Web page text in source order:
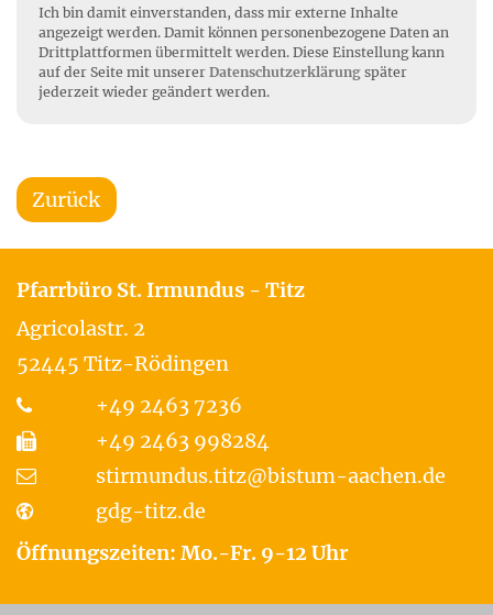
Ich bin damit einverstanden, dass mir externe Inhalte
angezeigt werden. Damit können personenbezogene Daten an
Drittplattformen übermittelt werden. Diese Einstellung kann
auf der Seite mit unserer Datenschutzerklärung später
jederzeit wieder geändert werden.
Zurück
Pfarrbüro St. Irmundus - Titz
Agricolastr. 2
52445 Titz-Rödingen
+49 2463 7236
+49 2463 998284
stirmundus.titz@bistum-aachen.de
gdg-titz.de
Öffnungszeiten: Mo.-Fr. 9-12 Uhr